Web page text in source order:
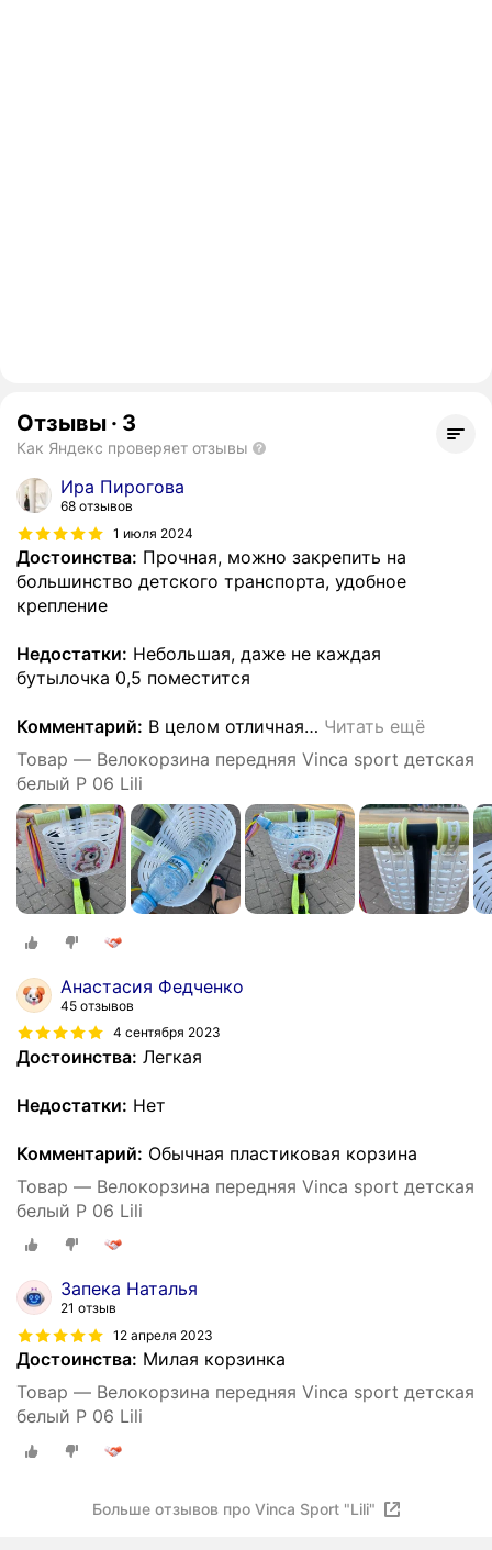
Отзывы · 3
Как Яндекс проверяет отзывы
Ира Пирогова
68 отзывов
1 июля 2024
Достоинства: Прочная, можно закрепить на
большинство детского транспорта, удобное
крепление
Недостатки: Небольшая, даже не каждая
бутылочка 0,5 поместится
Комментарий: В целом отличная… Читать ещё
Товар — Велокорзина передняя Vinca sport детская
белый P 06 Lili
Анастасия Федченко
45 отзывов
4 сентября 2023
Достоинства: Легкая
Недостатки: Нет
Комментарий: Обычная пластиковая корзина
Товар — Велокорзина передняя Vinca sport детская
белый P 06 Lili
Запека Наталья
21 отзыв
12 апреля 2023
Достоинства: Милая корзинка
Товар — Велокорзина передняя Vinca sport детская
белый P 06 Lili
Больше отзывов про Vinca Sport "Lili"